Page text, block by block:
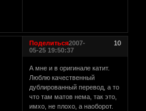
Поделиться 10
2007-
05-25 19:50:37
А мне и в оригинале катит.
Люблю качественный
дублированный перевод, а то
что там матов нема, так это,
имхо, не плохо, а наоборот.